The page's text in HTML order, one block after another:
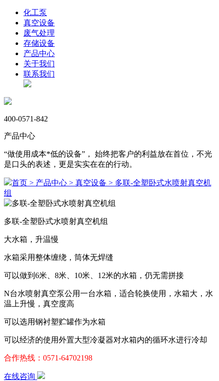
化工泵
真空设备
废气处理
存储设备
产品中心
关于我们
联系我们
400-0571-842
产品中心
“做使用成本*低的设备”， 始终把客户的利益放在首位，不光
是口头的表述，更是实实在在的行动。
首页 > 产品中心 > 真空设备 > 多联-全塑卧式水喷射真空机
组
多联-全塑卧式水喷射真空机组
大水箱，升温慢
水箱采用整体缠绕，筒体无焊缝
可以做到6米、8米、10米、12米的水箱，仍无需拼接
N台水喷射真空泵公用一台水箱，适合轮换使用，水箱大，水
温上升慢，真空度高
可以选用钢衬塑贮罐作为水箱
可以经济的使用外置大型冷凝器对水箱内的循环水进行冷却
合作热线：0571-64702198
在线咨询